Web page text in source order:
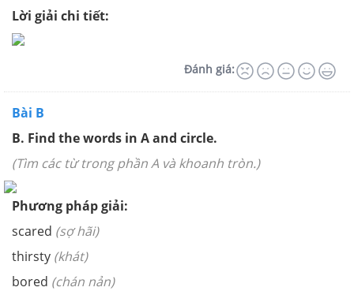
Lời giải chi tiết:
Đánh giá:
Bài B
B. Find the words in A and circle.
(Tìm các từ trong phần A và khoanh tròn.)
Phương pháp giải:
scared (sợ hãi)
thirsty (khát)
bored (chán nản)